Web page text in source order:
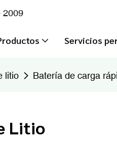
2009
Servicios
litio Batería de carga
Litio